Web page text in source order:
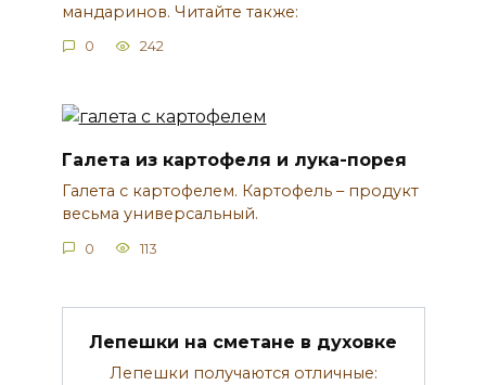
мандаринов. Читайте также:
0 242
Галета из картофеля и лука-порея
Галета с картофелем. Картофель – продукт
весьма универсальный.
0 113
Лепешки на сметане в духовке
Лепешки получаются отличные: